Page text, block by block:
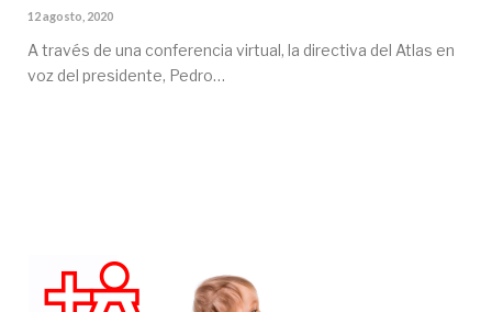
12 agosto, 2020
A través de una conferencia virtual, la directiva del Atlas en
voz del presidente, Pedro…